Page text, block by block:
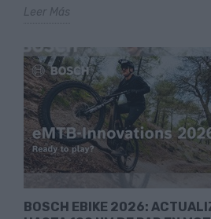
Leer Más
BOSCH EBIKE 2026: